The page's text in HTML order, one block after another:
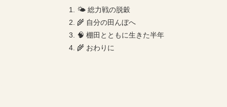
🌤 総力戦の脱穀
🌾 自分の田んぼへ
🧠 棚田とともに生きた半年
🌾 おわりに